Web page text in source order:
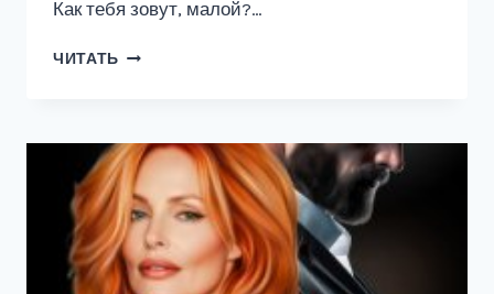
Как тебя зовут, малой?…
ЧИТАТЬ МАЛЫШ